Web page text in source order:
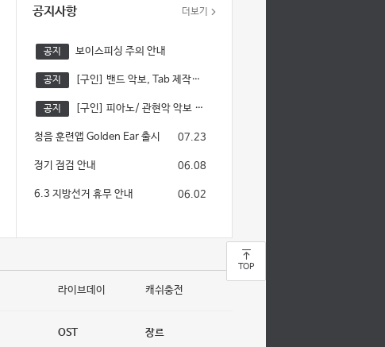
TOP
공지사항 더보기
공지 보이스피싱 주의 안내
공지 [구인] 밴드 악보, Tab 제작자를 모십니다.
공지 [구인] 피아노/ 관현악 악보 제작자를 모십니다.
청음 훈련앱 Golden Ear 출시 07.23
정기 점검 안내 06.08
6.3 지방선거 휴무 안내 06.02
라이브데이 캐쉬충전
OST 장르